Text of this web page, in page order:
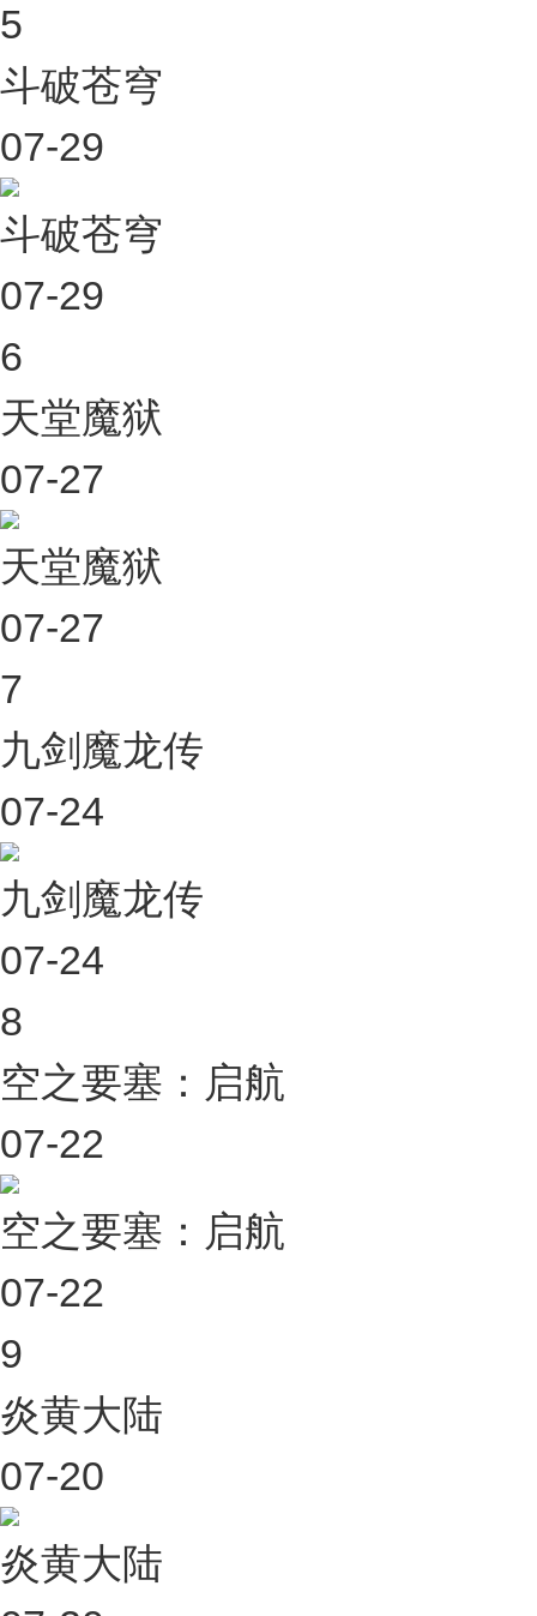
5
斗破苍穹
07-29
斗破苍穹
07-29
6
天堂魔狱
07-27
天堂魔狱
07-27
7
九剑魔龙传
07-24
九剑魔龙传
07-24
8
空之要塞：启航
07-22
空之要塞：启航
07-22
9
炎黄大陆
07-20
炎黄大陆